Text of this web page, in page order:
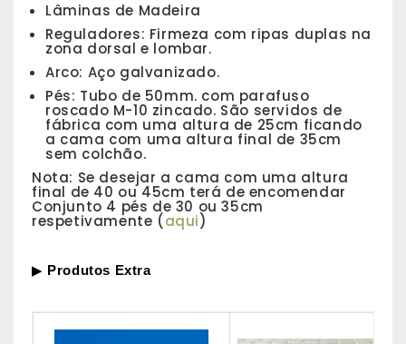
Lâminas de Madeira
Reguladores: Firmeza com ripas duplas na
zona dorsal e lombar.
Arco: Aço galvanizado.
Pés: Tubo de 50mm. com parafuso
roscado M-10 zincado. São servidos de
fábrica com uma altura de 25cm ficando
a cama com uma altura final de 35cm
sem colchão.
Nota: Se desejar a cama com uma altura
final de 40 ou 45cm terá de encomendar
Conjunto 4 pés de 30 ou 35cm
respetivamente (aqui)
▶ Produtos Extra